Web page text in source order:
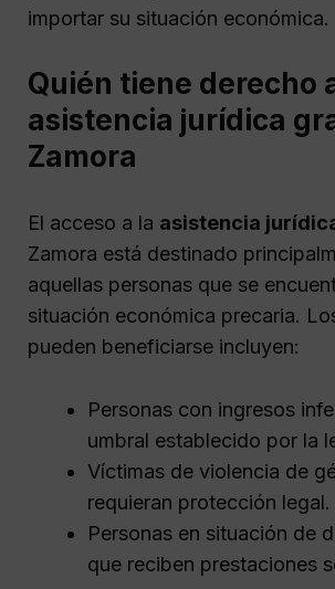
importar su situación económica.
Quién tiene derecho
asistencia jurídica
Zamora
El acceso a la asistencia
Zamora está destinado
aquellas personas que se
situación económica precaria.
pueden beneficiarse incluyen:
Personas con ingresos
umbral establecido por la
Víctimas de violencia de
requieran protección legal.
Personas en situación de
que reciben prestaciones